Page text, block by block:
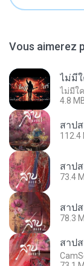
Vous aimerez
4.8
สาป
112.4
สาป
73.4
สาป
78.3
สาป